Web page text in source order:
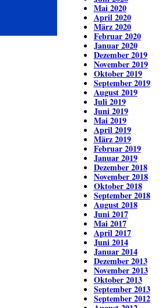
Mai 2020
April 2020
März 2020
Februar 2020
Januar 2020
Dezember 2019
November 2019
Oktober 2019
September 2019
August 2019
Juli 2019
Juni 2019
Mai 2019
April 2019
März 2019
Februar 2019
Januar 2019
Dezember 2018
November 2018
Oktober 2018
September 2018
August 2018
Juni 2017
Mai 2017
April 2017
Juni 2014
Januar 2014
Dezember 2013
November 2013
Oktober 2013
September 2013
September 2012